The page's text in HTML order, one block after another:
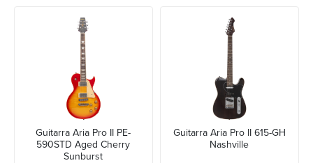
Guitarra Aria Pro II PE-
590STD Aged Cherry
Sunburst
Guitarra Aria Pro II 615-GH
Nashville